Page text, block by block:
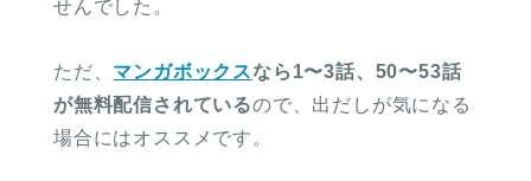
せんでした。
ただ、 マンガボックスなら1〜3話、50〜53話
が無料配信されているので、出だしが気になる
場合にはオススメです。